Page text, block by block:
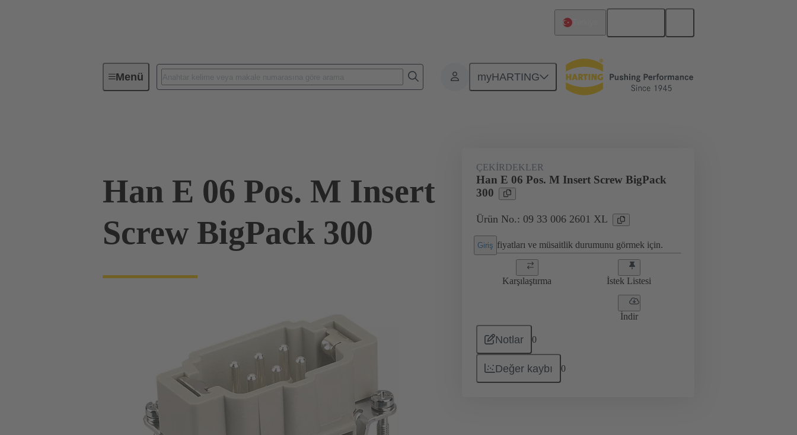
Menü myHARTING
Endüstriyel konnektörler / Han® Monoblok parçalar Endüstriyel uygulamalar için 16 A'ya kadar akımlar
Han E 06 Pos. M Insert
Screw BigPack 300
ÇEKIRDEKLER
Han E 06 Pos. M Insert Screw BigPack
300
Ürün No.: 09 33 006 2601 XL
Giriş fiyatları ve müsaitlik durumunu görmek için.
Karşılaştırma İstek Listesi
İndir
Notlar 0
Değer kaybı 0